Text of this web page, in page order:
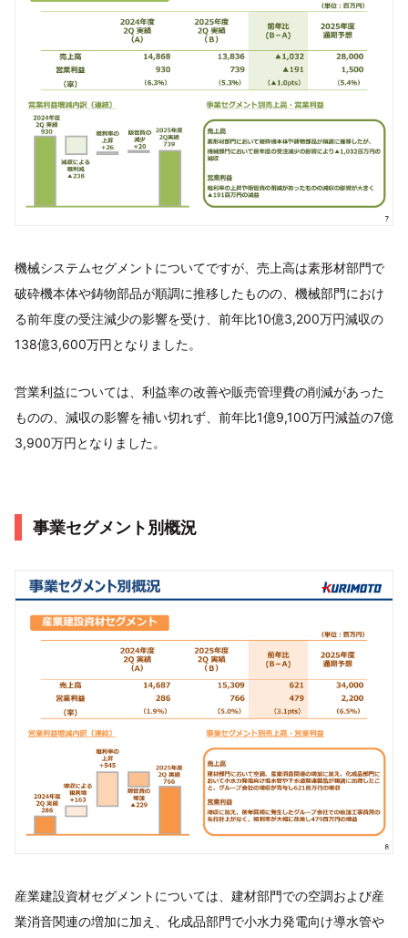
機械システムセグメントについてですが、売上高は素形材部門で
破砕機本体や鋳物部品が順調に推移したものの、機械部門におけ
る前年度の受注減少の影響を受け、前年比10億3,200万円減収の
138億3,600万円となりました。
営業利益については、利益率の改善や販売管理費の削減があった
ものの、減収の影響を補い切れず、前年比1億9,100万円減益の7億
3,900万円となりました。
事業セグメント別概況
産業建設資材セグメントについては、建材部門での空調および産
業消音関連の増加に加え、化成品部門で小水力発電向け導水管や